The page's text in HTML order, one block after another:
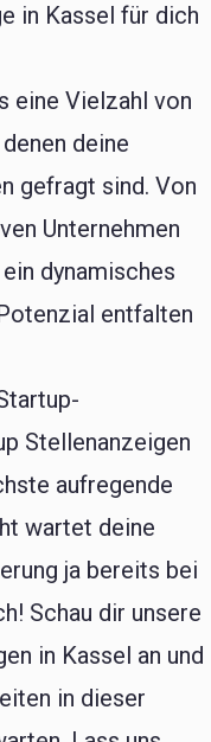
in Kassel für dich
eine Vielzahl von
deine
gefragt sind. Von
Unternehmen
dynamisches
entfalten
Stellenanzeigen
aufregende
wartet deine
ja bereits bei
Schau dir unsere
in Kassel an und
in dieser